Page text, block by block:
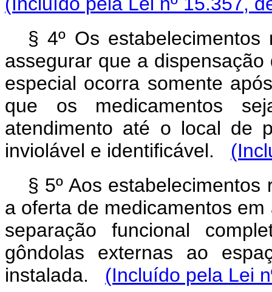
§ 4º Os
assegurar que a
especial ocorra somente
que os medicamentos
atendimento até o local de
inviolável e identificável.
§ 5º Aos
a oferta de medicamentos
separação funcional
gôndolas externas ao
instalada.
(Incluído pela Lei